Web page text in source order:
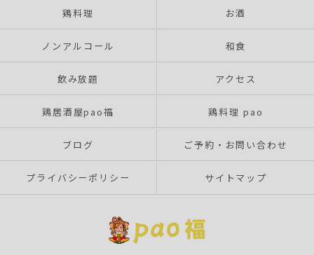
鶏料理 お酒
ノンアルコール 和食
飲み放題 アクセス
鶏居酒屋pao福 鶏料理 pao
ブログ ご予約・お問い合わせ
プライバシーポリシー サイトマップ